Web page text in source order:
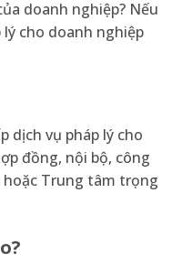
doanh nghiệp? Nếu
cho doanh nghiệp
dịch vụ pháp lý cho
đồng, nội bộ, công
hoặc Trung tâm trọng